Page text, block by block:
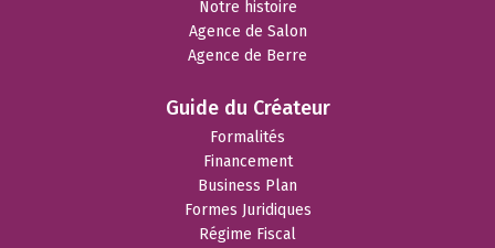
Notre histoire
Agence de Salon
Agence de Berre
Guide du Créateur
Formalités
Financement
Business Plan
Formes Juridiques
Régime Fiscal